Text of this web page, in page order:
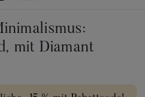
mit Diamant